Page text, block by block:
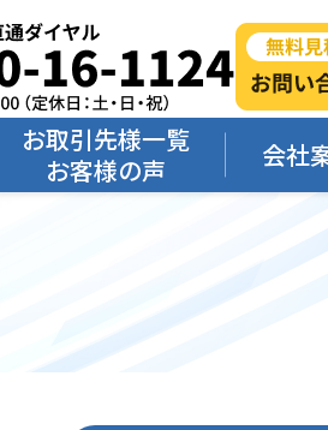
お取引先様一覧
お客様の声
会社